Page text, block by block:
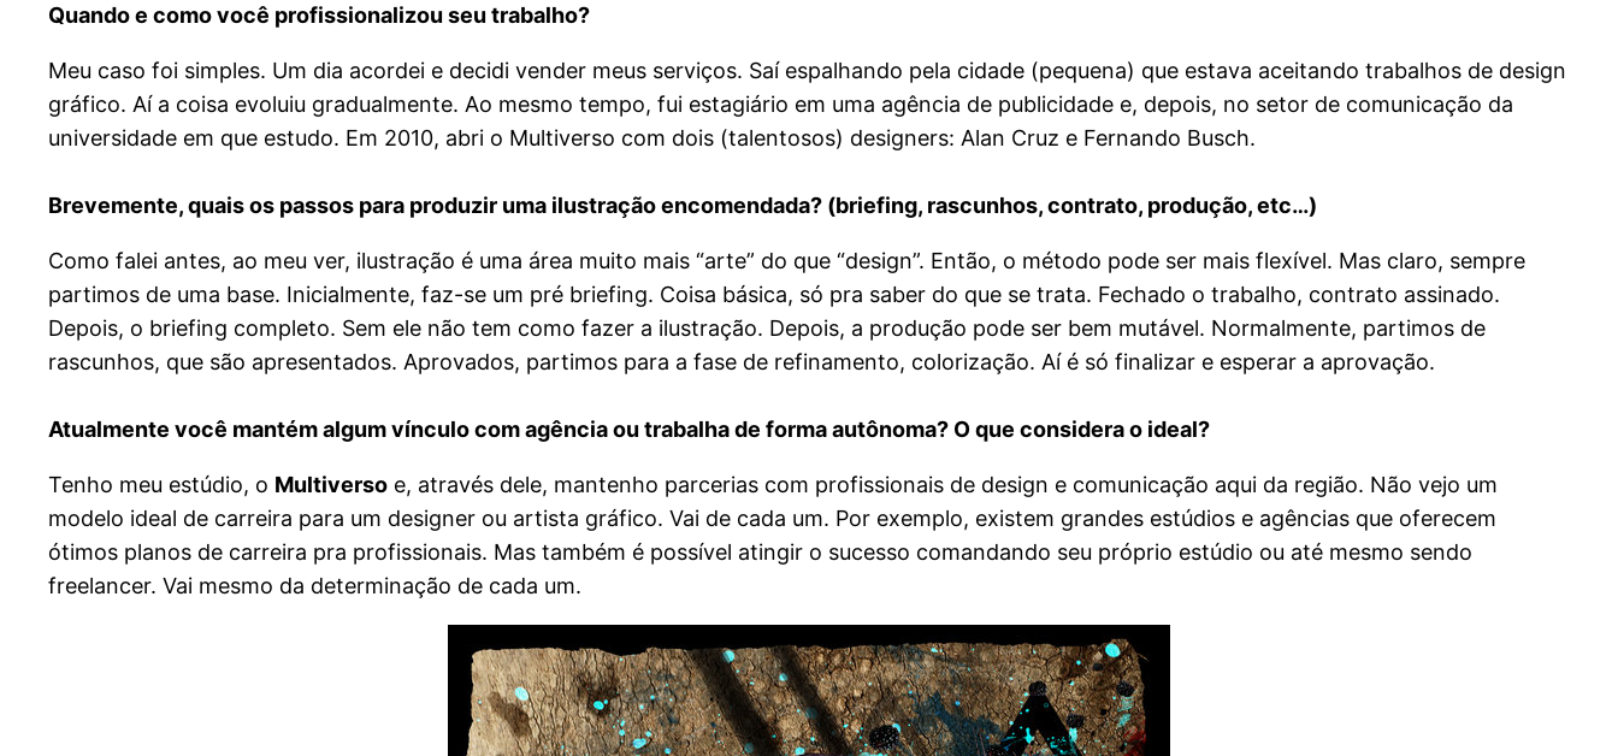
Quando e como você profissionalizou seu trabalho?
Meu caso foi simples. Um dia acordei e decidi vender meus serviços. Saí espalhando pela cidade (pequena) que estava aceitando trabalhos de design
gráfico. Aí a coisa evoluiu gradualmente. Ao mesmo tempo, fui estagiário em uma agência de publicidade e, depois, no setor de comunicação da
universidade em que estudo. Em 2010, abri o Multiverso com dois (talentosos) designers: Alan Cruz e Fernando Busch.
Brevemente, quais os passos para produzir uma ilustração encomendada? (briefing, rascunhos, contrato, produção, etc…)
Como falei antes, ao meu ver, ilustração é uma área muito mais “arte” do que “design”. Então, o método pode ser mais flexível. Mas claro, sempre
partimos de uma base. Inicialmente, faz-se um pré briefing. Coisa básica, só pra saber do que se trata. Fechado o trabalho, contrato assinado.
Depois, o briefing completo. Sem ele não tem como fazer a ilustração. Depois, a produção pode ser bem mutável. Normalmente, partimos de
rascunhos, que são apresentados. Aprovados, partimos para a fase de refinamento, colorização. Aí é só finalizar e esperar a aprovação.
Atualmente você mantém algum vínculo com agência ou trabalha de forma autônoma? O que considera o ideal?
Tenho meu estúdio, o Multiverso e, através dele, mantenho parcerias com profissionais de design e comunicação aqui da região. Não vejo um
modelo ideal de carreira para um designer ou artista gráfico. Vai de cada um. Por exemplo, existem grandes estúdios e agências que oferecem
ótimos planos de carreira pra profissionais. Mas também é possível atingir o sucesso comandando seu próprio estúdio ou até mesmo sendo
freelancer. Vai mesmo da determinação de cada um.